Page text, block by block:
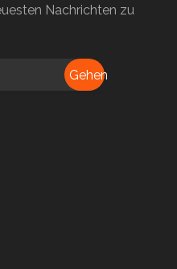
Nachrichten zu
Gehen